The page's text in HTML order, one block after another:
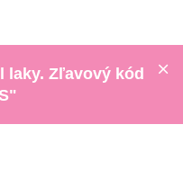
laky. Zľavový kód